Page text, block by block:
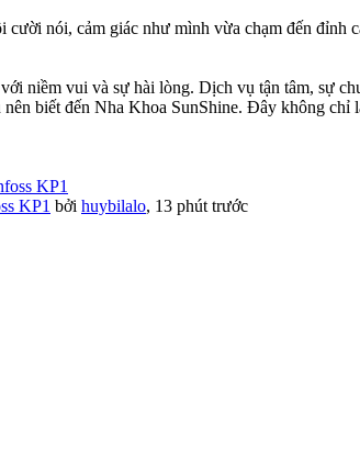
nói, cảm giác như mình vừa chạm đến
niềm vui và sự hài lòng. Dịch vụ tận tâm, sự
nên biết đến Nha Khoa SunShine. Đây không
KP1 bởi huybilalo, 13 phút trước